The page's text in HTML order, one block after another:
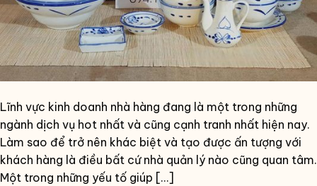
Lĩnh vực kinh doanh nhà hàng đang là một trong những
ngành dịch vụ hot nhất và cũng cạnh tranh nhất hiện nay.
Làm sao để trở nên khác biệt và tạo được ấn tượng với
khách hàng là điều bất cứ nhà quản lý nào cũng quan tâm.
Một trong những yếu tố giúp […]